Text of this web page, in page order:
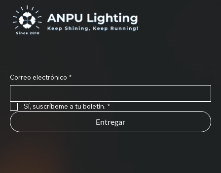
Correo electrónico *
Sí, suscríbeme a tu boletín. *
Entregar